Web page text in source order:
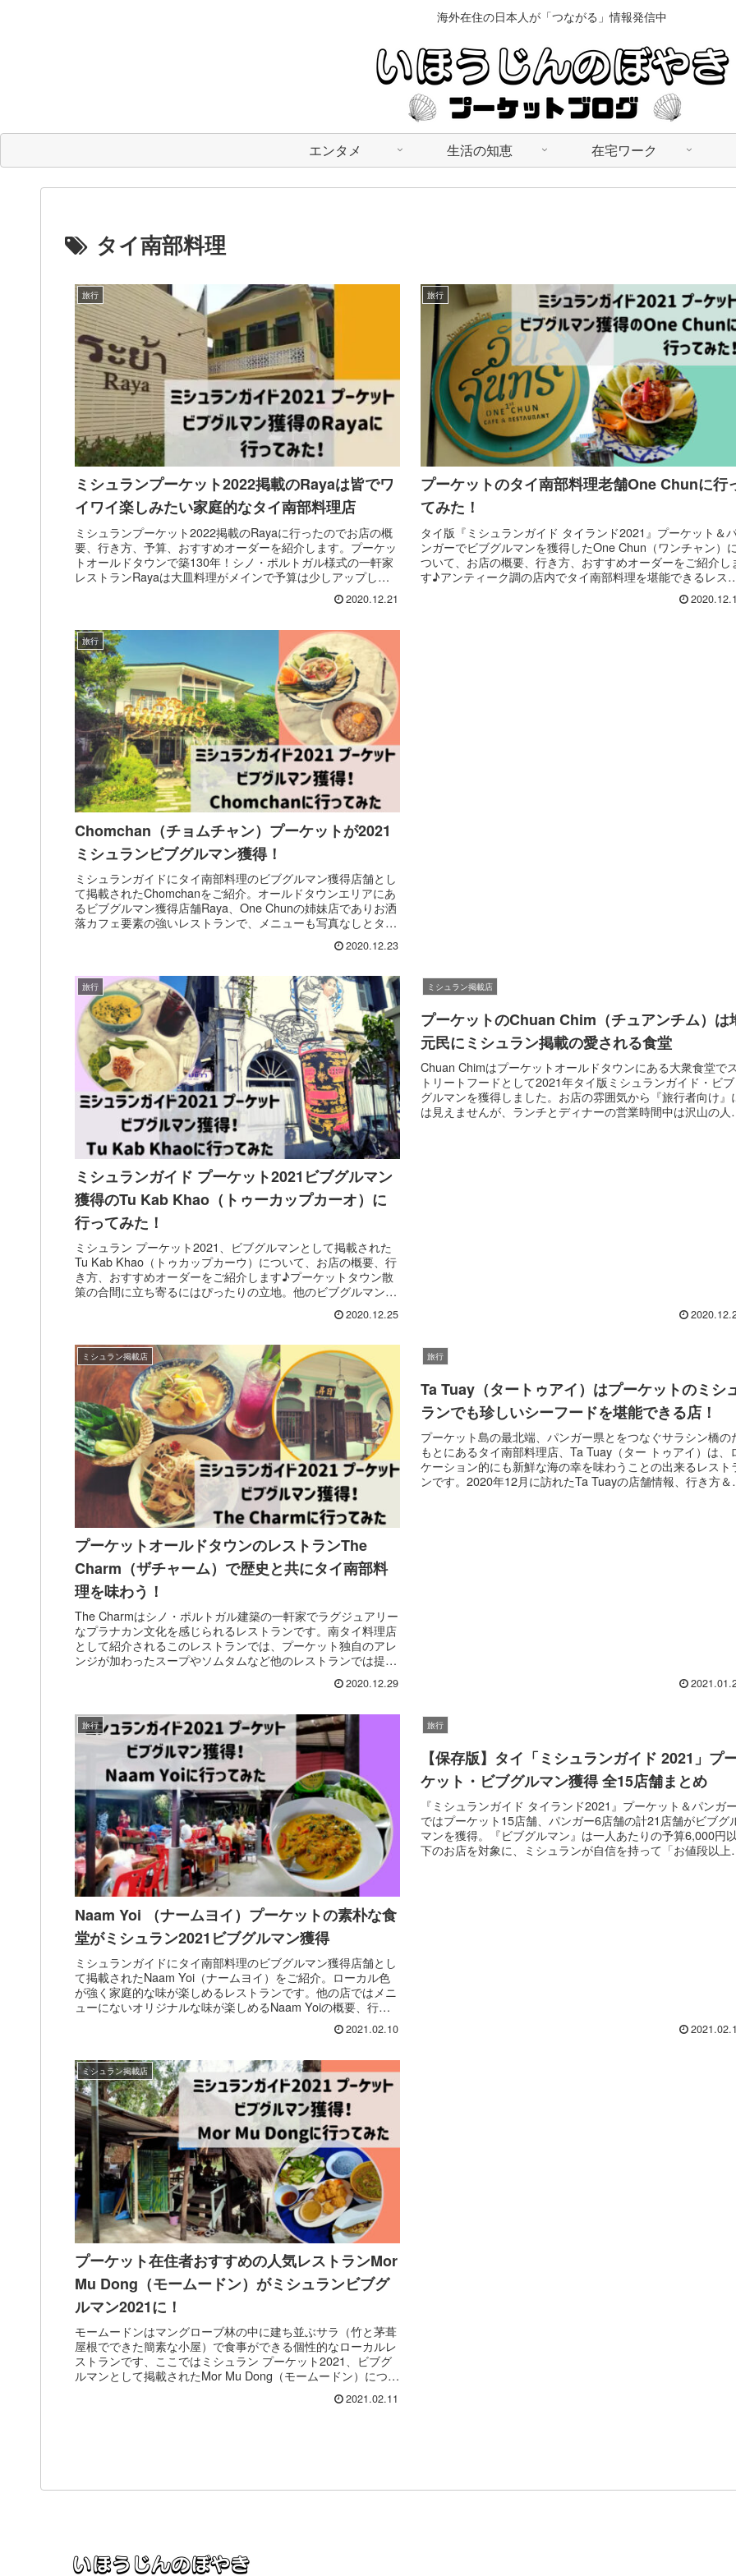
海外在住の日本人が「つながる」情報発信中
エンタメ 生活の知恵 在宅ワーク
タイ南部料理
旅行
ミシュランプーケット2022掲載のRayaは皆でワ
イワイ楽しみたい家庭的なタイ南部料理店
ミシュランプーケット2022掲載のRayaに行ったのでお店の概
要、行き方、予算、おすすめオーダーを紹介します。プーケッ
トオールドタウンで築130年！シノ・ポルトガル様式の一軒家
レストランRayaは大皿料理がメインで予算は少しアップしま
すが、大人数でワイワイとテーブルを囲み家庭的なタイ南部料
2020.12.21
旅行
プーケットのタイ南部料理老舗One Chunに行
てみた！
タイ版『ミシュランガイド タイランド2021』プーケット＆
ンガーでビブグルマンを獲得したOne Chun（ワンチャン）に
ついて、お店の概要、行き方、おすすめオーダーをご紹介し
す♪アンティーク調の店内でタイ南部料理を堪能できるレス
旅行
Chomchan（チョムチャン）プーケットが2021
ミシュランビブグルマン獲得！
ミシュランガイドにタイ南部料理のビブグルマン獲得店舗とし
て掲載されたChomchanをご紹介。オールドタウンエリアにあ
るビブグルマン獲得店舗Raya、One Chunの姉妹店でありお洒
落カフェ要素の強いレストランで、メニューも写真なしとタイ
2020.12.23
旅行
ミシュランガイド プーケット2021ビブグルマン
獲得のTu Kab Khao（トゥーカップカーオ）に
行ってみた！
ミシュラン プーケット2021、ビブグルマンとして掲載された
Tu Kab Khao（トゥカップカーウ）について、お店の概要、行
き方、おすすめオーダーをご紹介します♪プーケットタウン散
策の合間に立ち寄るにはぴったりの立地。他のビブグルマン掲
2020.12.25
ミシュラン掲載店
プーケットのChuan Chim（チュアンチム）は
元民にミシュラン掲載の愛される食堂
Chuan Chimはプーケットオールドタウンにある大衆食堂でス
トリートフードとして2021年タイ版ミシュランガイド・ビブ
グルマンを獲得しました。お店の雰囲気から『旅行者向け』
は見えませんが、ランチとディナーの営業時間中は沢山の人
ミシュラン掲載店
プーケットオールドタウンのレストランThe
Charm（ザチャーム）で歴史と共にタイ南部料
理を味わう！
The Charmはシノ・ポルトガル建築の一軒家でラグジュアリー
なプラナカン文化を感じられるレストランです。南タイ料理店
として紹介されるこのレストランでは、プーケット独自のアレ
ンジが加わったスープやソムタムなど他のレストランでは提供
されていないオリジナリティ溢れるメニューを楽しむことがで
2020.12.29
旅行
Ta Tuay（タートゥアイ）はプーケットのミシ
ランでも珍しいシーフードを堪能できる店！
プーケット島の最北端、パンガー県とをつなぐサラシン橋の
もとにあるタイ南部料理店、Ta Tuay（ター トゥアイ）は、
ケーション的にも新鮮な海の幸を味わうことの出来るレスト
ンです。2020年12月に訪れたTa Tuayの店舗情報、行き方＆
旅行
Naam Yoi （ナームヨイ）プーケットの素朴な食
堂がミシュラン2021ビブグルマン獲得
ミシュランガイドにタイ南部料理のビブグルマン獲得店舗とし
て掲載されたNaam Yoi（ナームヨイ）をご紹介。ローカル色
が強く家庭的な味が楽しめるレストランです。他の店ではメニ
ューにないオリジナルな味が楽しめるNaam Yoiの概要、行き
2021.02.10
旅行
【保存版】タイ「ミシュランガイド 2021」プ
ケット・ビブグルマン獲得 全15店舗まとめ
『ミシュランガイド タイランド2021』プーケット＆パンガー
ではプーケット15店舗、パンガー6店舗の計21店舗がビブグ
マンを獲得。『ビブグルマン』は一人あたりの予算6,000円以
下のお店を対象に、ミシュランが自信を持って「お値段以上
ミシュラン掲載店
プーケット在住者おすすめの人気レストランMor
Mu Dong（モームードン）がミシュランビブグ
ルマン2021に！
モームードンはマングローブ林の中に建ち並ぶサラ（竹と茅葺
屋根でできた簡素な小屋）で食事ができる個性的なローカルレ
ストランです、ここではミシュラン プーケット2021、ビブグ
ルマンとして掲載されたMor Mu Dong（モームードン）につい
2021.02.11